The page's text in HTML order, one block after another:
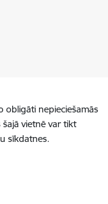
obligāti nepieciešamās
vietnē var tikt
sīkdatnes.